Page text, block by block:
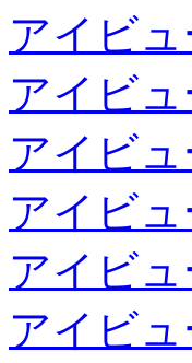
アイビ
アイビ
アイビ
アイビ
アイビ
アイビ